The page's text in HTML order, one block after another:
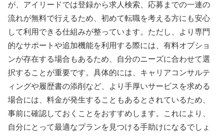
が、アイリードでは登録から求人検索、応募までの一連の
流れが無料で行えるため、初めて転職を考える方にも安心
して利用できる仕組みが整っています。ただし、より専門
的なサポートや追加機能を利用する際には、有料オプショ
ンが存在する場合もあるため、自分のニーズに合わせて選
択することが重要です。具体的には、キャリアコンサルテ
ィングや履歴書の添削など、より手厚いサービスを求める
場合には、料金が発生することもあるとされているため、
事前に確認しておくことをおすすめします。これにより、
自分にとって最適なプランを見つける手助けになるでしょ